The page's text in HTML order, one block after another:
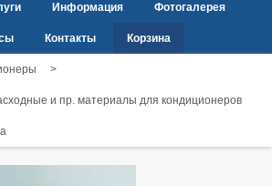
Информация Фотогалерея
Контакты Корзина
>
и пр. материалы для кондиционеров